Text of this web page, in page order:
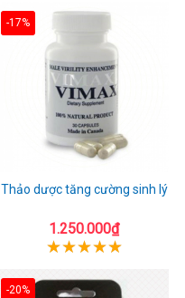
-17%
Thảo dược tăng cường sinh lý
1.250.000₫
-20%